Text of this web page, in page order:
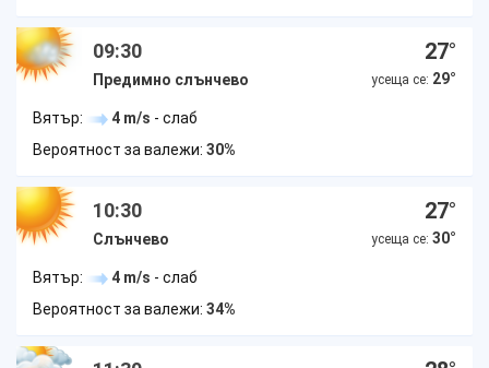
09:30
Предимно слънчево
27°
усеща се: 29°
Вятър: 4 m/s - слаб
Вероятност за валежи: 30%
10:30
Слънчево
27°
усеща се: 30°
Вятър: 4 m/s - слаб
Вероятност за валежи: 34%